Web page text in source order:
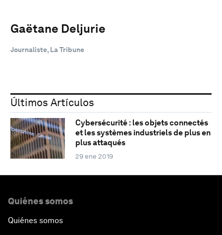
Gaëtane Deljurie
Journaliste, La Tribune
Últimos Artículos
Cybersécurité : les objets connectés
et les systèmes industriels de plus en
plus attaqués
29 ene 2019
Quiénes somos
Quiénes somos